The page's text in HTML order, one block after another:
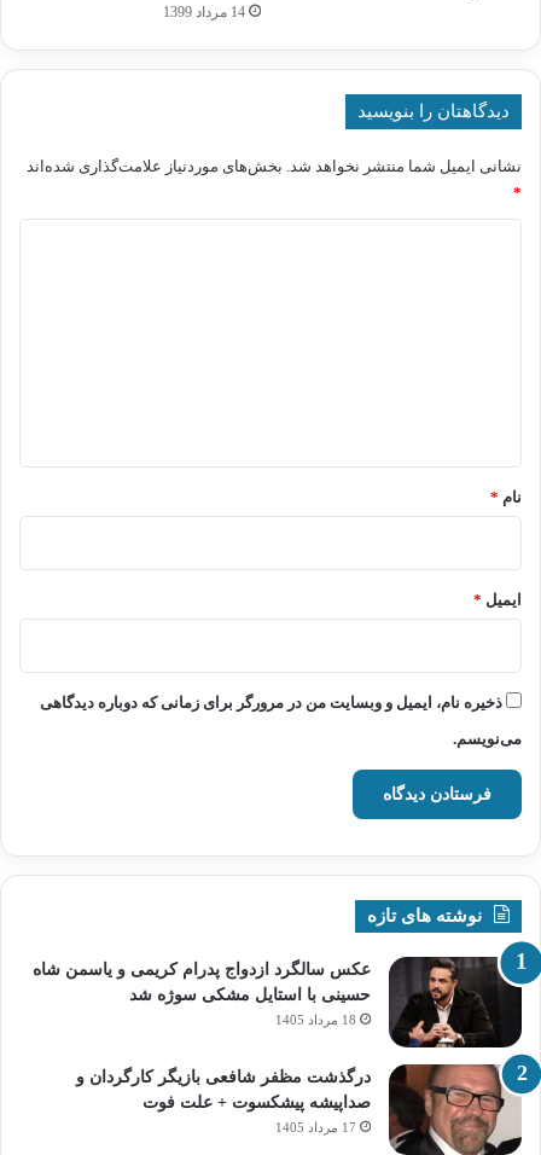
14 مرداد 1399
دیدگاهتان را بنویسید
نشانی ایمیل شما منتشر نخواهد شد. بخش‌های موردنیاز علامت‌گذاری شده‌اند
*
نام *
ایمیل *
ذخیره نام، ایمیل و وبسایت من در مرورگر برای زمانی که دوباره دیدگاهی
می‌نویسم.
نوشته های تازه
عکس سالگرد ازدواج پدرام کریمی و یاسمن شاه‌
حسینی با استایل مشکی سوژه شد
18 مرداد 1405
درگذشت مظفر شافعی بازیگر کارگردان و
صداپیشه پیشکسوت + علت فوت
17 مرداد 1405